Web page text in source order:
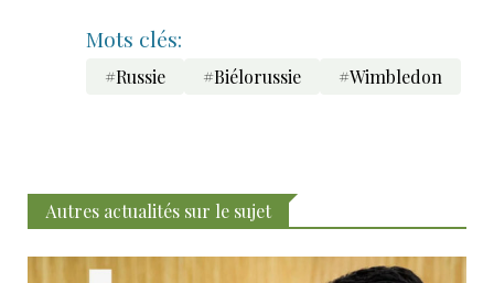
Mots clés:
#Russie #Biélorussie #Wimbledon
Autres actualités sur le sujet